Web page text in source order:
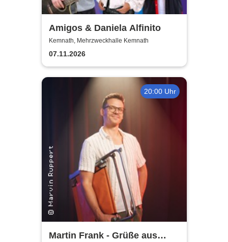
Amigos & Daniela Alfinito
Kemnath, Mehrzweckhalle Kemnath
07.11.2026
20:00 Uhr
Martin Frank - Grüße aus